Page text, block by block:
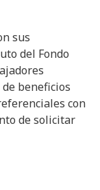
sus
del Fondo
beneficios
con
de solicitar